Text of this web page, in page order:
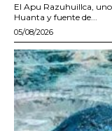
El Apu Razuhuillca,
Huanta y fuente de...
05/08/2026